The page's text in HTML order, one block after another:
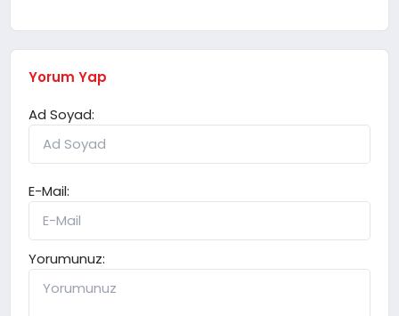
Yorum Yap
Ad Soyad:
E-Mail:
Yorumunuz: